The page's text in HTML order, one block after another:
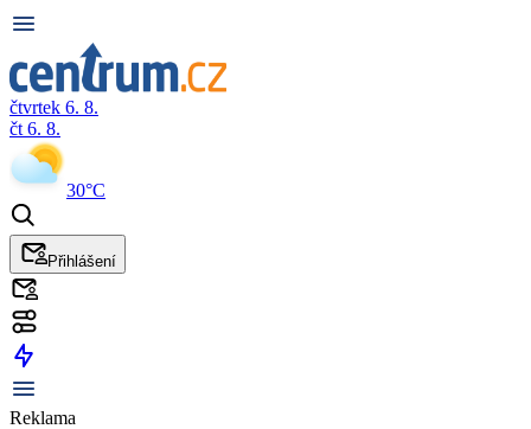
čtvrtek 6. 8.
čt 6. 8.
30°C
Přihlášení
Reklama